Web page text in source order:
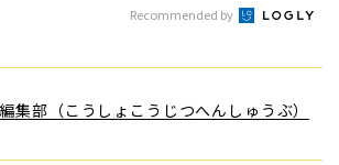
Recommended by
集部（こうしょこうじつへんしゅうぶ）